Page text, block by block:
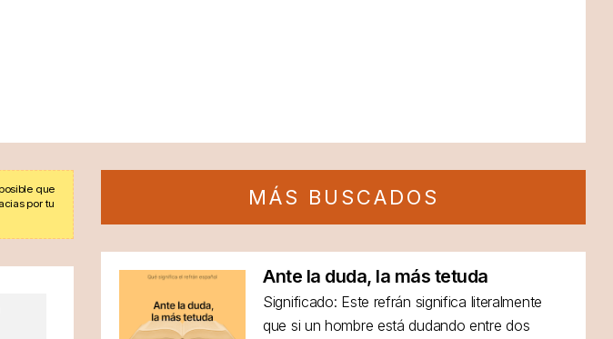
que
por tu
MÁS BUSCADOS
Ante la duda, la más tetuda
Significado: Este refrán significa literalmente
que si un hombre está dudando entre dos